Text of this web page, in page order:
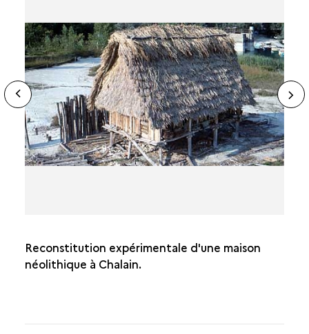
QUELQUES RECETTES
Reconstitution expérimentale d'une maison
néolithique à Chalain.